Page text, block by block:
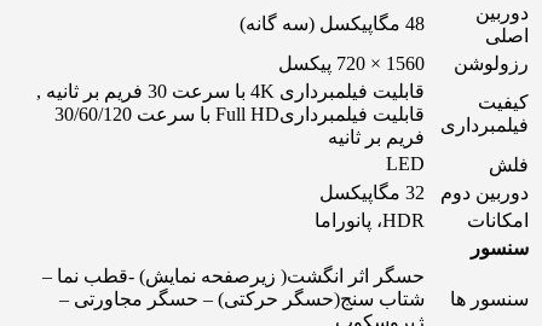
دوربین
اصلی
48 مگاپیکسل (سه گانه)
رزولوشن
1560 × 720 پیکسل
کیفیت
فیلمبرداری
قابلیت فیلمبرداری 4K با سرعت 30 فریم بر ثانیه ,
قابلیت فیلمبرداریFull HD با سرعت 30/60/120
فریم بر ثانیه
فلش
LED
دوربین دوم
32 مگاپیکسل
امکانات
HDR، پانوراما
سنسور
سنسور ها
حسگر اثر انگشت( زیرصفحه نمایش) -قطب نما –
شتاب سنج(حسگر حرکتی) – حسگر مجاورتی –
ژیروسکوپ